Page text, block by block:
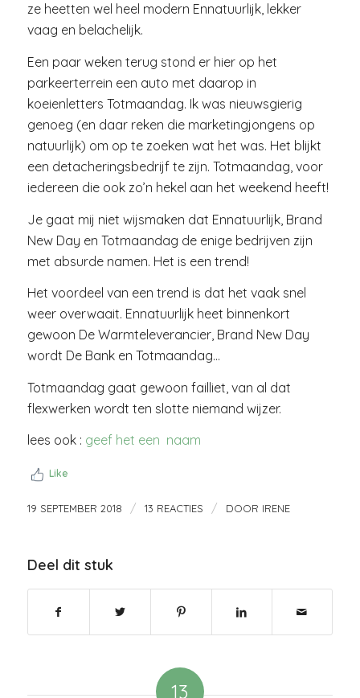
ze heetten wel heel modern Ennatuurlijk, lekker
vaag en belachelijk.
Een paar weken terug stond er hier op het
parkeerterrein een auto met daarop in
koeienletters Totmaandag. Ik was nieuwsgierig
genoeg (en daar reken die marketingjongens op
natuurlijk) om op te zoeken wat het was. Het blijkt
een detacheringsbedrijf te zijn. Totmaandag, voor
iedereen die ook zo’n hekel aan het weekend heeft!
Je gaat mij niet wijsmaken dat Ennatuurlijk, Brand
New Day en Totmaandag de enige bedrijven zijn
met absurde namen. Het is een trend!
Het voordeel van een trend is dat het vaak snel
weer overwaait. Ennatuurlijk heet binnenkort
gewoon De Warmteleverancier, Brand New Day
wordt De Bank en Totmaandag…
Totmaandag gaat gewoon failliet, van al dat
flexwerken wordt ten slotte niemand wijzer.
lees ook : geef het een naam
Like
19 SEPTEMBER 2018 / 13 REACTIES / DOOR IRENE
Deel dit stuk
13